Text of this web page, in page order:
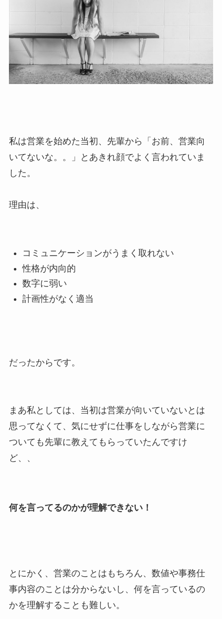
私は営業を始めた当初、先輩から「お前、営業向
いてないな。。」とあきれ顔でよく言われていま
した。
理由は、
コミュニケーションがうまく取れない
性格が内向的
数字に弱い
計画性がなく適当
だったからです。
まあ私としては、当初は営業が向いていないとは
思ってなくて、気にせずに仕事をしながら営業に
ついても先輩に教えてもらっていたんですけ
ど、、
何を言ってるのかが理解できない！
とにかく、営業のことはもちろん、数値や事務仕
事内容のことは分からないし、何を言っているの
かを理解することも難しい。